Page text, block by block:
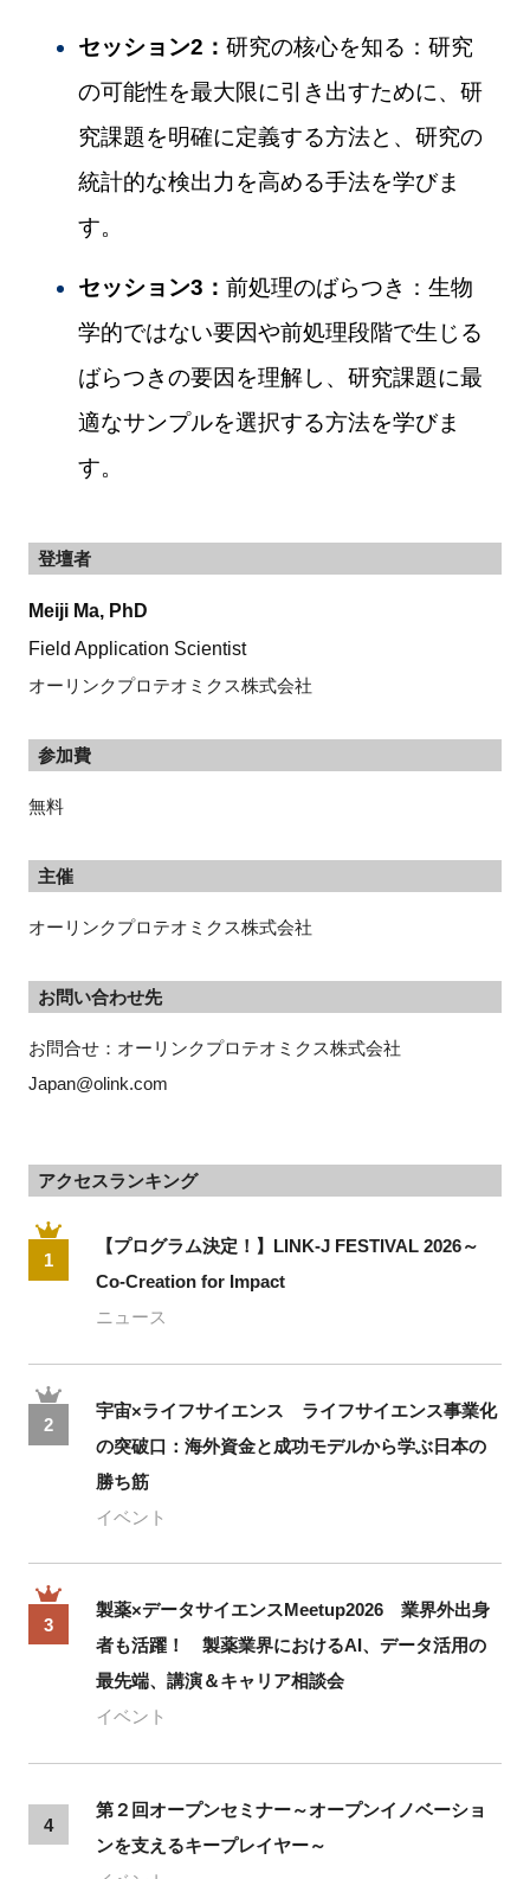
セッション2： 研究の核心を知る：研究
の可能性を最大限に引き出すために、研
究課題を明確に定義する方法と、研究の
統計的な検出力を高める手法を学びま
す。
セッション3： 前処理のばらつき：生物
学的ではない要因や前処理段階で生じる
ばらつきの要因を理解し、研究課題に最
適なサンプルを選択する方法を学びま
す。
登壇者
Meiji Ma, PhD
Field Application Scientist
オーリンクプロテオミクス株式会社
参加費
無料
主催
オーリンクプロテオミクス株式会社
お問い合わせ先
お問合せ：オーリンクプロテオミクス株式会社
Japan@olink.com
アクセスランキング
1
【プログラム決定！】LINK-J FESTIVAL 2026～
Co-Creation for Impact
ニュース
2
宇宙×ライフサイエンス ライフサイエンス事業化
の突破口：海外資金と成功モデルから学ぶ日本の
勝ち筋
イベント
3
製薬×データサイエンスMeetup2026 業界外出身
者も活躍！ 製薬業界におけるAI、データ活用の
最先端、講演＆キャリア相談会
イベント
4
第２回オープンセミナー～オープンイノベーショ
ンを支えるキープレイヤー～